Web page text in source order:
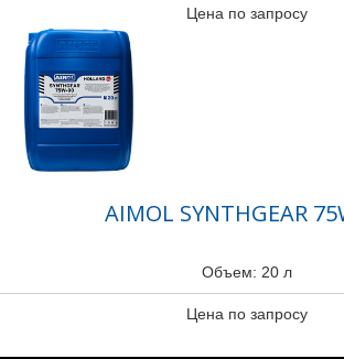
Цена по запросу
AIMOL SYNTHGEAR
Объем: 20 л
Цена по запросу